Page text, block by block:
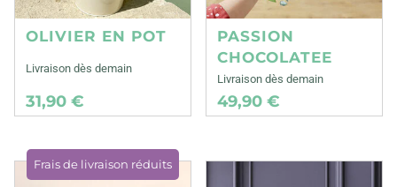
OLIVIER EN POT
Livraison dès demain
31,90 €
PASSION
CHOCOLATEE
Livraison dès demain
49,90 €
Frais de livraison réduits